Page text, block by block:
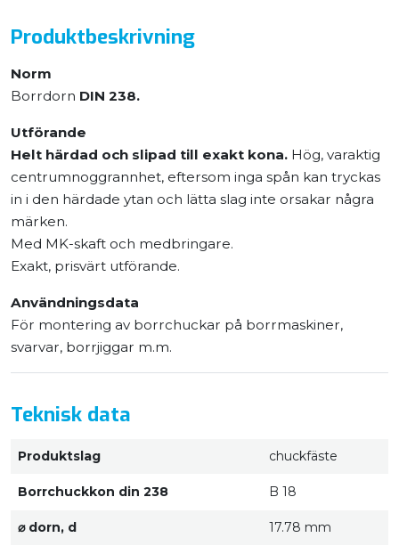
Produktbeskrivning
Norm
Borrdorn DIN 238.
Utförande
Helt härdad och slipad till exakt kona. Hög, varaktig
centrumnoggrannhet, eftersom inga spån kan tryckas
in i den härdade ytan och lätta slag inte orsakar några
märken.
Med MK-skaft och medbringare.
Exakt, prisvärt utförande.
Användningsdata
För montering av borrchuckar på borrmaskiner,
svarvar, borrjiggar m.m.
Teknisk data
Produktslag chuckfäste
Borrchuckkon din 238 B 18
⌀ dorn, d 17.78 mm